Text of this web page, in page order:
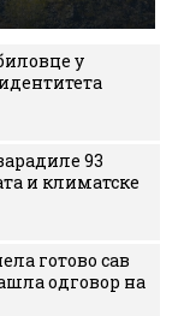
у
93
и климатске
готово сав
одговор на